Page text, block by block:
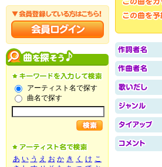
アーティスト名で探す
曲名で探す
あ い う え お か き く け こ